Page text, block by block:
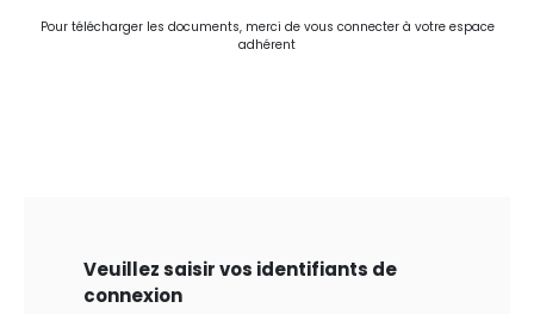
Pour télécharger les documents, merci de vous connecter à votre espace
adhérent
Veuillez saisir vos identifiants de
connexion